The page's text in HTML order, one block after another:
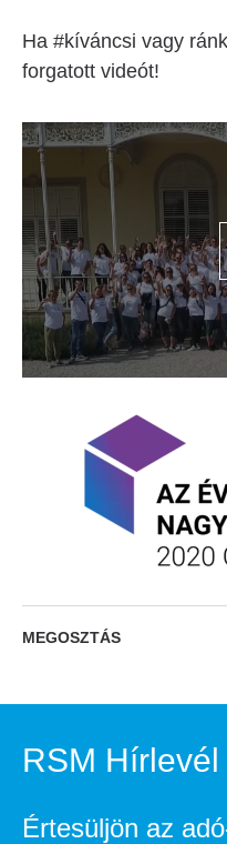
Ha #kíváncsi vagy
forgatott videót!
MEGOSZTÁS
RSM Hírlevél
Értesüljön az